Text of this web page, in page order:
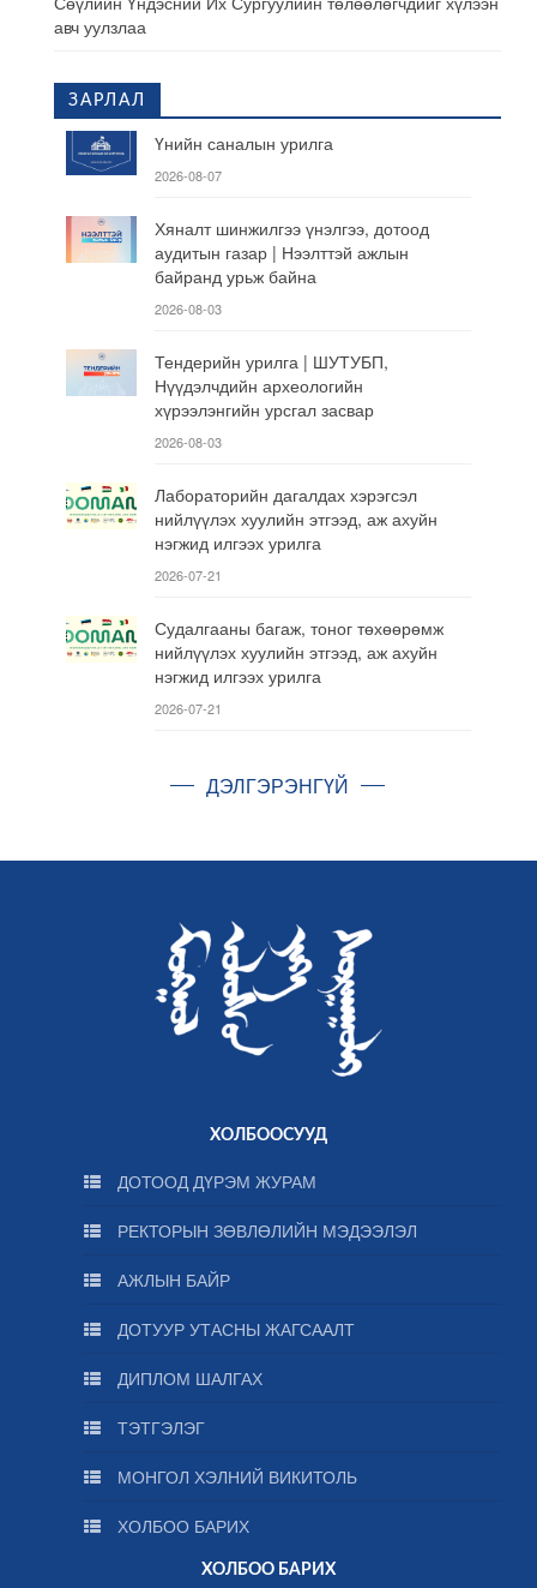
авч уулзлаа
ЗАРЛАЛ
Үнийн саналын урилга
2026-08-07
Хяналт шинжилгээ үнэлгээ, дотоод
аудитын газар | Нээлттэй ажлын
байранд урьж байна
2026-08-03
Тендерийн урилга | ШУТУБП,
Нүүдэлчдийн археологийн
хүрээлэнгийн урсгал засвар
2026-08-03
Лабораторийн дагалдах хэрэгсэл
нийлүүлэх хуулийн этгээд, аж ахуйн
нэгжид илгээх урилга
2026-07-21
Судалгааны багаж, тоног төхөөрөмж
нийлүүлэх хуулийн этгээд, аж ахуйн
нэгжид илгээх урилга
2026-07-21
ДЭЛГЭРЭНГҮЙ
ХОЛБООСУУД
ДОТООД ДҮРЭМ ЖУРАМ
РЕКТОРЫН ЗӨВЛӨЛИЙН МЭДЭЭЛЭЛ
АЖЛЫН БАЙР
ДОТУУР УТАСНЫ ЖАГСААЛТ
ДИПЛОМ ШАЛГАХ
ТЭТГЭЛЭГ
МОНГОЛ ХЭЛНИЙ ВИКИТОЛЬ
ХОЛБОО БАРИХ
ХОЛБОО БАРИХ